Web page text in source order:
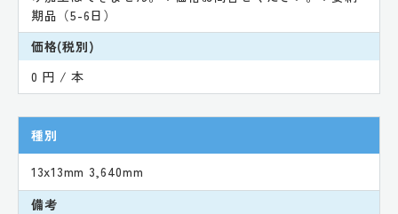
期品（5-6日）
価格(税別)
0 円 / 本
種別
13x13mm 3,640mm
備考